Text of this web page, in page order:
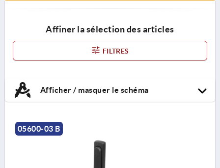
Affiner la sélection des articles
FILTRES
Afficher / masquer le schéma
05600-03 B